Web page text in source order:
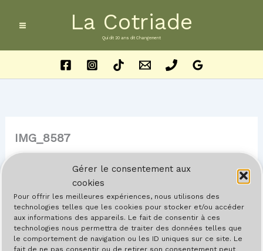
Gérer le consentement aux
cookies
Pour offrir les meilleures expériences, nous utilisons des
technologies telles que les cookies pour stocker et/ou accéder
aux informations des appareils. Le fait de consentir à ces
technologies nous permettra de traiter des données telles que
le comportement de navigation ou les ID uniques sur ce site. Le
fait de ne pas consentir ou de retirer son consentement peut
La Cotriade
Qui dit 20 ans dit Changement
IMG_8587
Par